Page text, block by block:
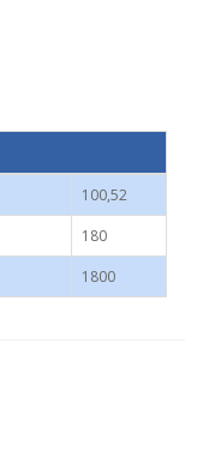
100,52
180
1800